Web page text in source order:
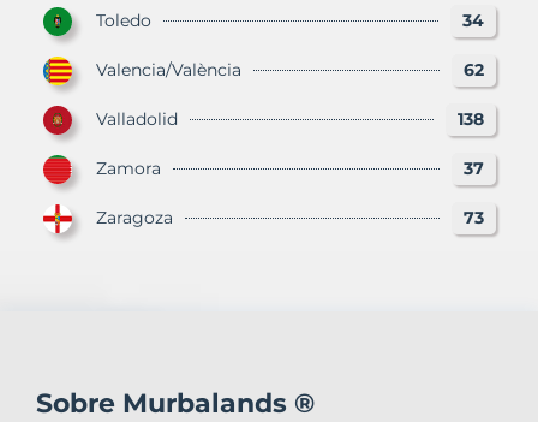
Toledo 34
Valencia/València 62
Valladolid 138
Zamora 37
Zaragoza 73
Sobre Murbalands ®